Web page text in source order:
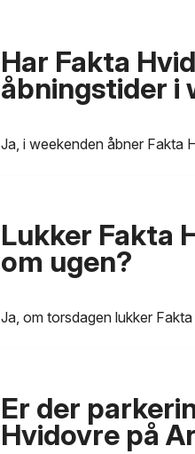
Har Fakta
åbningstider i
Ja, i weekenden åbner Fakta
Lukker Fakta
om ugen?
Ja, om torsdagen lukker
Er der
Hvidovre på